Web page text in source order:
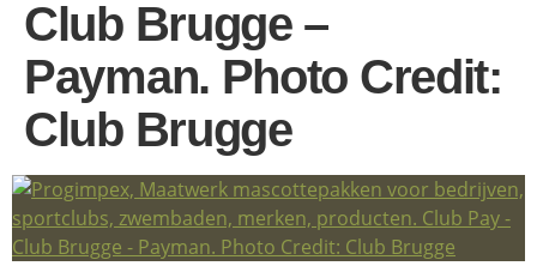
Club Brugge –
Payman. Photo Credit:
Club Brugge